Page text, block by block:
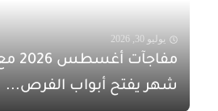
يوليو 30, 2026
شهر يفتح أبواب الفرص...